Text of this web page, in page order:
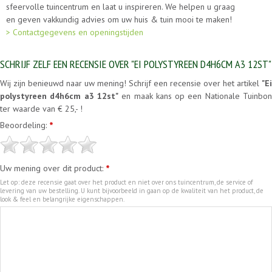
sfeervolle tuincentrum en laat u inspireren. We helpen u graag
en geven vakkundig advies om uw huis & tuin mooi te maken!
> Contactgegevens en openingstijden
SCHRIJF ZELF EEN RECENSIE OVER "EI POLYSTYREEN D4H6CM A3 12ST"
Wij zijn benieuwd naar uw mening! Schrijf een recensie over het artikel "Ei
polystyreen d4h6cm a3 12st"en maak kans op een Nationale Tuinbon
ter waarde van € 25,- !
Beoordeling: *
Uw mening over dit product: *
Let op: deze recensie gaat over het product en niet over ons tuincentrum, de service of
levering van uw bestelling. U kunt bijvoorbeeld in gaan op de kwaliteit van het product, de
look & feel en belangrijke eigenschappen.